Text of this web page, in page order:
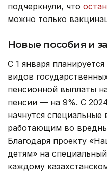
подчеркнули, что
можно только
Новые пособия и
С 1 января
видов
пенсионной выплаты
пенсии — на 9%. С
начнутся
работающим во
Благодаря проекту
детям» на
каждому